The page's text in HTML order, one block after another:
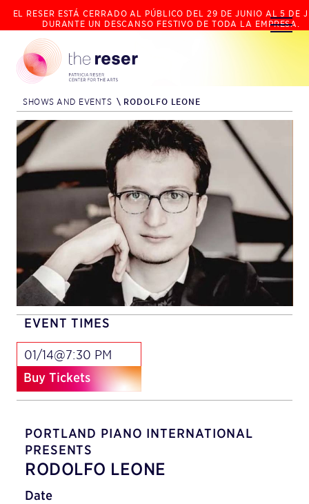
EL RESER ESTÁ CERRADO AL PÚBLICO DEL 29 DE JUNIO AL 5 DE
DURANTE UN DESCANSO FESTIVO DE TODA LA EMPRESA.
SHOWS AND EVENTS \ RODOLFO LEONE
EVENT TIMES
01/14@7:30 PM
Buy Tickets
PORTLAND PIANO INTERNATIONAL
PRESENTS
RODOLFO LEONE
Date